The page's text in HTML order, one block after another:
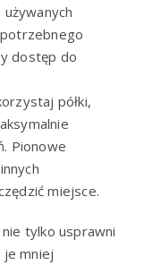
dostęp do
półki,
Pionowe
miejsce.
tylko usprawni
je mniej